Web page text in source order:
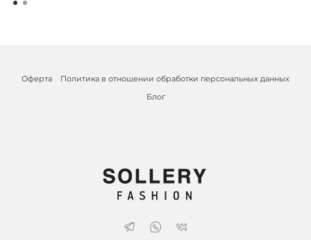
Оферта
Политика в отношении обработки персональных данных
Блог